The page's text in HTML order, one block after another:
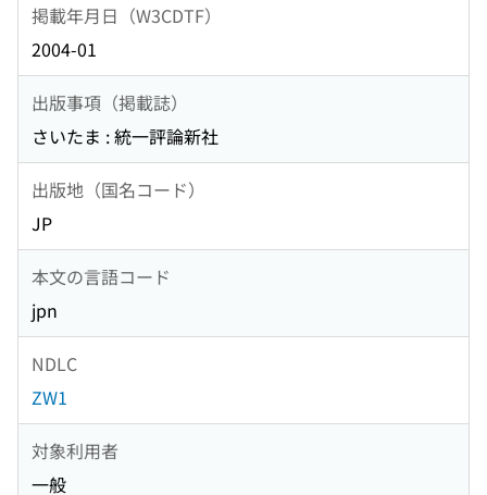
掲載年月日（W3CDTF）
2004-01
出版事項（掲載誌）
さいたま : 統一評論新社
出版地（国名コード）
JP
本文の言語コード
jpn
NDLC
ZW1
対象利用者
一般